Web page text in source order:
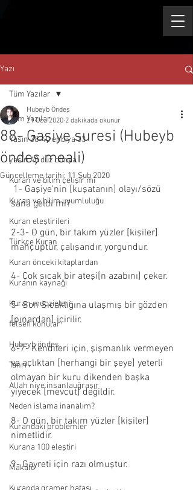
Yazı
Tüm Yazılar
Yasin 38-40 enbiya 33
yasin 40 düz dünya
Kuran ve bilim çelişir mi
Kuran ve bilim uyumluluğu
Kuran eleştirileri
Türkçe Kuran
Kuran önceki kitaplardan
Kuranın kaynağı
Kuran muczieleri
felsefi konular
Hubeyb öndeş
Tanrı
Allah niye insanlauğraşır
Neden islama inanalım?
Kurandaki problemler
Kurana 100 eleştiri
Makale
Tüm Yazılar
88- Gaşiye suresi (Hubeyb
öndeş meali)
Hubeyb Öndeş
21 Oca 2020 2 dakikada okunur
Güncelleme tarihi: 11 Şub 2020
sana geldi mi?
2-3- O gün, bir takım yüzler [kişiler]
mahçuptur, çalışandır, yorgundur.
4- Çok sıcak bir ateşi[n azabını] çeker.
5- Son Sıcaklığına ulaşmış bir gözden
[pınardan] içirilir.
6-7- Kendileri için, şişmanlık vermeyen
ve açlıktan [herhangi bir şeye] yeterli
olmayan bir kuru dikenden başka
yiyecek [mevcut] değildir.
8- O gün, bir takım yüzler [kişiler]
nimetlidir.
9- Gayreti için razı olmuştur.